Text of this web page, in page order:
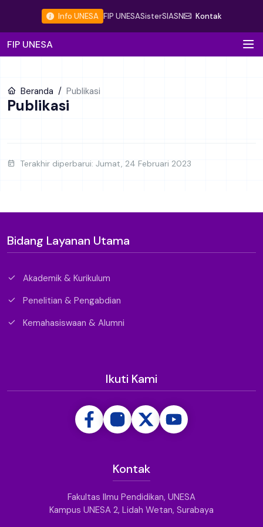
Info UNESA FIP UNESASisterSIASN Kontak
FIP UNESA
Beranda Publikasi
Publikasi
Terakhir diperbarui: Jumat, 24 Februari 2023
Bidang Layanan Utama
Akademik & Kurikulum
Penelitian & Pengabdian
Kemahasiswaan & Alumni
Ikuti Kami
Kontak
Fakultas Ilmu Pendidikan, UNESA
Kampus UNESA 2, Lidah Wetan, Surabaya